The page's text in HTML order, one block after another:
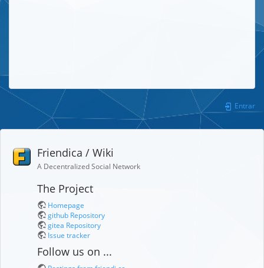
Entrar
Friendica / Wiki
A Decentralized Social Network
The Project
Homepage
github Repository
gitea Repository
Issue tracker
Follow us on ...